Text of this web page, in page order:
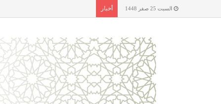
السبت 25 صفر 1448 أخبار